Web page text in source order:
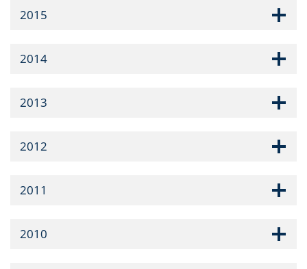
2015
2014
2013
2012
2011
2010